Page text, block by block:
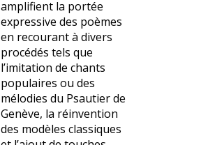
amplifient la portée
expressive des poèmes
en recourant à divers
procédés tels que
l’imitation de chants
populaires ou des
mélodies du Psautier de
Genève, la réinvention
des modèles classiques